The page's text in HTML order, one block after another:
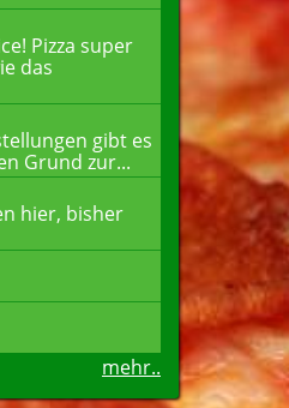
Pizza super
das
gibt es
Grund zur...
hier, bisher
mehr..